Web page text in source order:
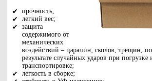
прочность;
легкий вес;
защита
содержимого от
механических
воздействий – царапин, сколов, трещин,
результате случайных ударов при погрузке
транспортировке;
легкость в сборке;